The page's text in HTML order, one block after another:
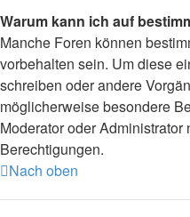
Warum kann ich auf
Manche Foren können
vorbehalten sein. Um diese
schreiben oder andere
möglicherweise besondere
Moderator oder
Berechtigungen.
Nach oben